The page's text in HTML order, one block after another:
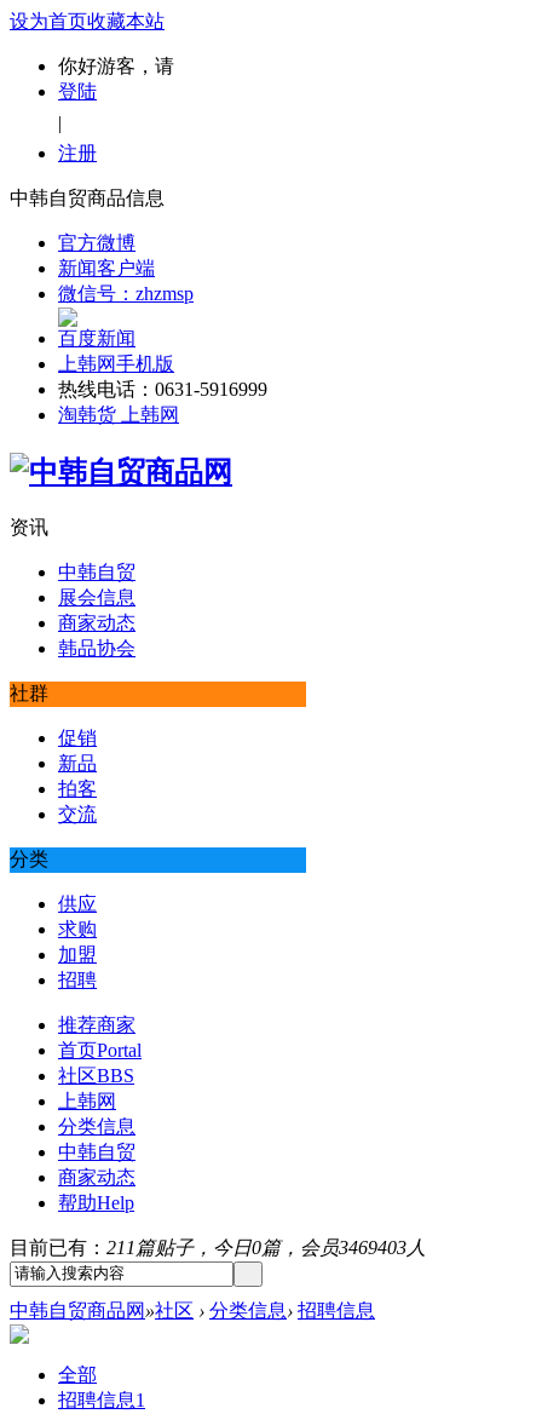
设为首页收藏本站
你好游客，请
登陆
|
注册
中韩自贸商品信息
官方微博
新闻客户端
微信号：zhzmsp
百度新闻
上韩网手机版
热线电话：0631-5916999
淘韩货 上韩网
资讯
中韩自贸
展会信息
商家动态
韩品协会
社群
促销
新品
拍客
交流
分类
供应
求购
加盟
招聘
推荐商家
首页Portal
社区BBS
上韩网
分类信息
中韩自贸
商家动态
帮助Help
目前已有： 211篇贴子，今日0篇，会员3469403人
中韩自贸商品网 »社区 › 分类信息› 招聘信息
全部
招聘信息1